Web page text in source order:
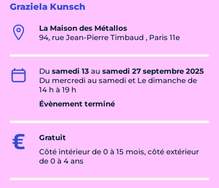
Graziela Kunsch
La Maison des Métallos
94, rue Jean-Pierre Timbaud , Paris 11e
Du samedi 13 au samedi 27 septembre 2025
Du mercredi au samedi et Le dimanche de
14 h à 19 h
Évènement terminé
Gratuit
Côté intérieur de 0 à 15 mois, côté extérieur
de 0 à 4 ans